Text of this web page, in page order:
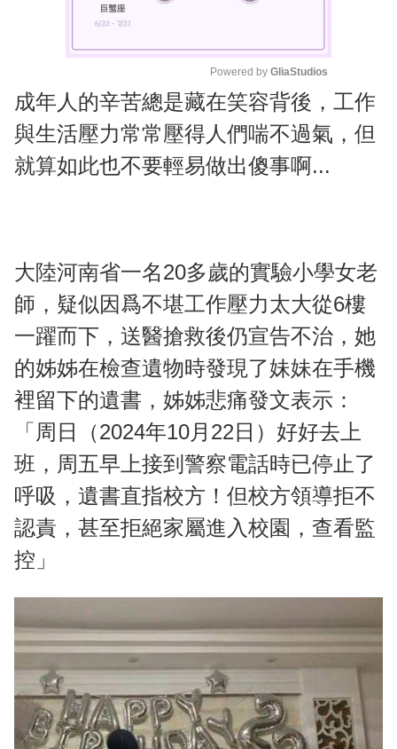
M
u
t
e
Powered by GliaStudios
成年人的辛苦總是藏在笑容背後，工作
與生活壓力常常壓得人們喘不過氣，但
就算如此也不要輕易做出傻事啊...
大陸河南省一名20多歲的實驗小學女老
師，疑似因爲不堪工作壓力太大從6樓
一躍而下，送醫搶救後仍宣告不治，她
的姊姊在檢查遺物時發現了妹妹在手機
裡留下的遺書，姊姊悲痛發文表示：
「周日（2024年10月22日）好好去上
班，周五早上接到警察電話時已停止了
呼吸，遺書直指校方！但校方領導拒不
認責，甚至拒絕家屬進入校園，查看監
控」